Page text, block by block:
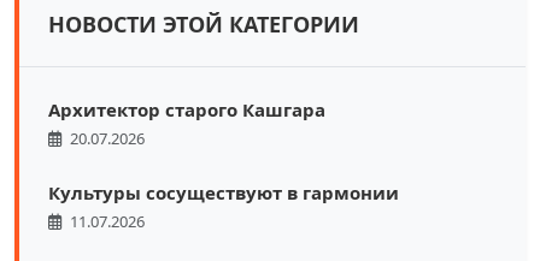
НОВОСТИ ЭТОЙ КАТЕГОРИИ
Архитектор старого Кашгара
20.07.2026
Культуры сосуществуют в гармонии
11.07.2026